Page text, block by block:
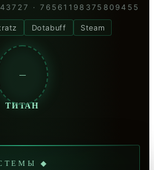
· 76561198375809455
Dotabuff Steam
—
ТИТАН
◆